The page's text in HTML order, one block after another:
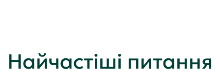
Найчастіші питання